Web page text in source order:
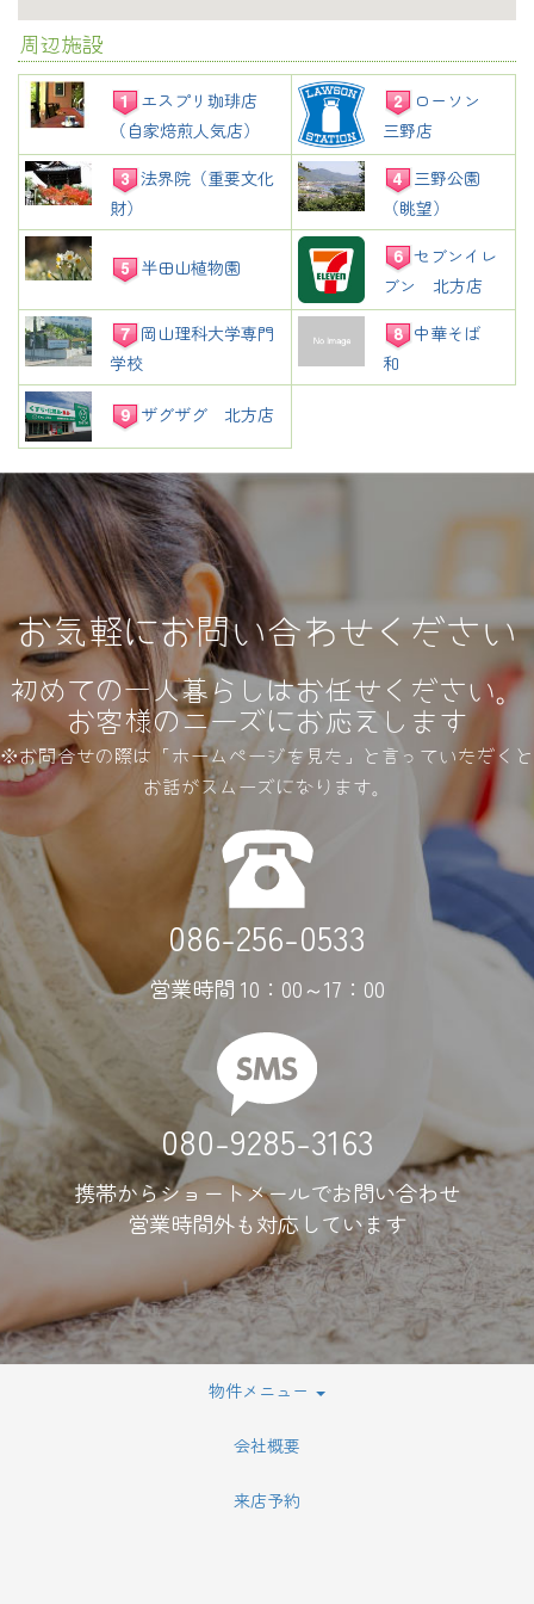
周辺施設
エスプリ珈琲店
（自家焙煎人気店）
ローソン
三野店
法界院（重要文化
財）
三野公園
（眺望）
半田山植物園
セブンイレ
ブン 北方店
岡山理科大学専門
学校
中華そば
和
ザグザグ 北方店
お気軽にお問い合わせください
初めての一人暮らしはお任せください。
お客様のニーズにお応えします
※お問合せの際は「ホームページを見た」と言っていただくと
お話がスムーズになります。
086-256-0533
営業時間 10：00～17：00
080-9285-3163
携帯からショートメールでお問い合わせ
営業時間外も対応しています
物件メニュー
会社概要
来店予約